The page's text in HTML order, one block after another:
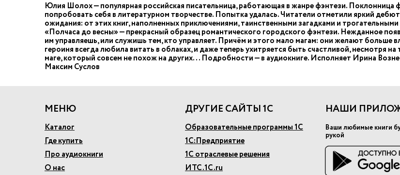
Юлия Шолох — популярная российская писательница, работающая в жанре фэнтези. Поклонница
попробовать себя в литературном творчестве. Попытка удалась. Читатели отметили яркий
ожидания: от этих книг, наполненных приключениями, таинственными загадками и
«Полчаса до весны» — прекрасный образец романтического городского фэнтези. Нежданное
им управляешь, или служишь тем, кто управляет. Причём и этого мало магам: они желают больше
героиня всегда любила витать в облаках, и даже теперь ухитряется быть счастливой, несмотря
маге, который совсем не похож на других... Подробности — в аудиокниге. Исполняет Ирина
Максим Суслов
МЕНЮ
Каталог
Где купить
Про аудиокниги
О нас
ДРУГИЕ САЙТЫ 1С
Образовательные программы 1С
1С:Предприятие
1С отраслевые решения
ИТС.1С.ru
НАШИ
Ваши любимые книги
рукой